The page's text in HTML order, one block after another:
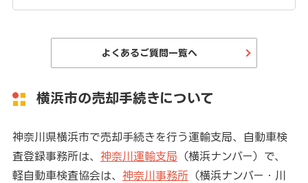
よくあるご質問一覧へ
横浜市の売却手続きについて
神奈川県横浜市で売却手続きを行う運輸支局、自動車検
査登録事務所は、 神奈川運輸支局 （横浜ナンバー）で、
軽自動車検査協会は、 神奈川事務所（横浜ナンバー・川